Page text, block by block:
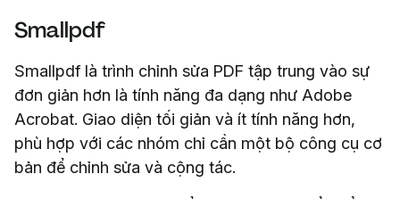
Smallpdf
Smallpdf là trình chỉnh sửa PDF tập trung vào sự
đơn giản hơn là tính năng đa dạng như Adobe
Acrobat. Giao diện tối giản và ít tính năng hơn,
phù hợp với các nhóm chỉ cần một bộ công cụ cơ
bản để chỉnh sửa và cộng tác.